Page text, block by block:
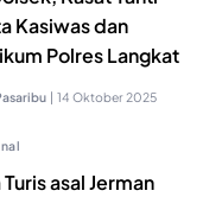
Kasiwas dan
Polres Langkat
| 14 Oktober 2025
Turis asal Jerman